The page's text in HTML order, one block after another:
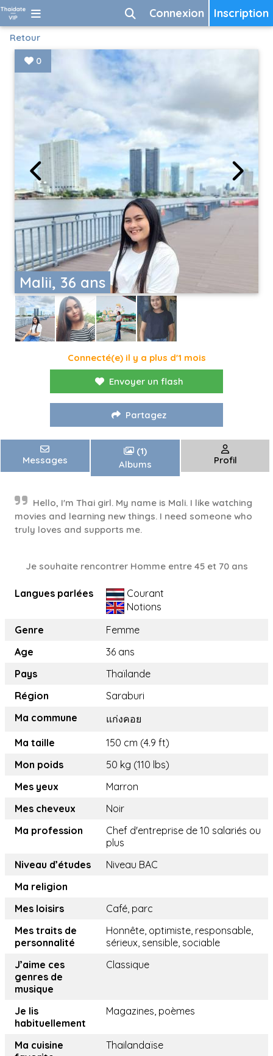
Inscription
Connexion
Retour
Malii, 36 ans
0
Connecté(e) il y a plus d'1 mois
Envoyer un flash
Partagez
Messages
(1)
Albums
Profil
Hello, I'm Thai girl. My name is Mali. I like watching
movies and learning new things. I need someone who
truly loves and supports me.
Je souhaite rencontrer Homme entre 45 et 70 ans
Langues parlées
Courant
Notions
Genre
Femme
Age
36 ans
Pays
Thaïlande
Région
Saraburi
Ma commune
แก่งคอย
Ma taille
150 cm (4.9 ft)
Mon poids
50 kg (110 lbs)
Mes yeux
Marron
Mes cheveux
Noir
Ma profession
Chef d'entreprise de 10 salariés ou
plus
Niveau d’études
Niveau BAC
Ma religion
Mes loisirs
Café, parc
Mes traits de
personnalité
Honnête, optimiste, responsable,
sérieux, sensible, sociable
J’aime ces
genres de
musique
Classique
Je lis
habituellement
Magazines, poèmes
Ma cuisine
Thailandaïse